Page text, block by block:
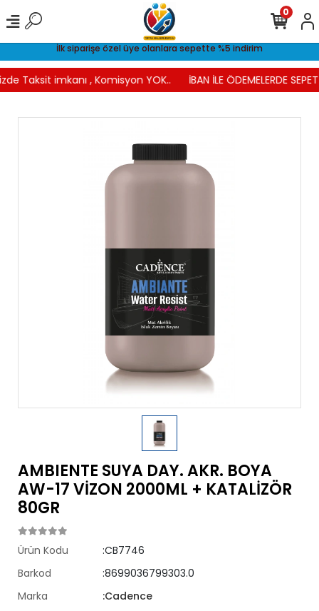
İlk siparişe özel üye olanlara sepette %5 indirim
Taksit imkanı , Komisyon YOK.. İBAN İLE ÖDEMELERDE
0
AMBIENTE SUYA DAY. AKR. BOYA
AW-17 VİZON 2000ML + KATALİZÖR
80GR
Ürün Kodu
:CB7746
Barkod
:8699036799303.0
Marka
:Cadence